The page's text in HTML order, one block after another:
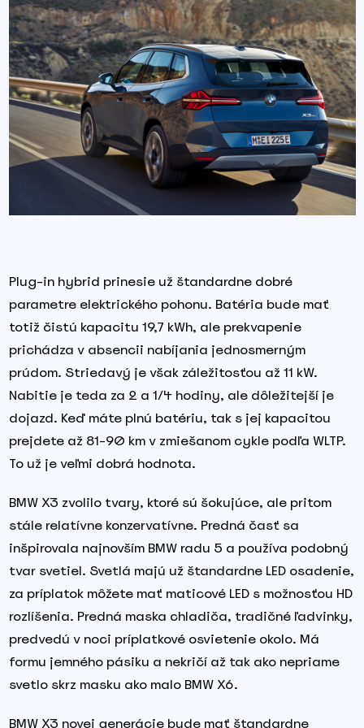
Plug-in hybrid prinesie už štandardne dobré
parametre elektrického pohonu. Batéria bude mať
totiž čistú kapacitu 19,7 kWh, ale prekvapenie
prichádza v absencii nabíjania jednosmerným
prúdom. Striedavý je však záležitosťou až 11 kW.
Nabitie je teda za 2 a 1/4 hodiny, ale dôležitejší je
dojazd. Keď máte plnú batériu, tak s jej kapacitou
prejdete až 81-90 km v zmiešanom cykle podľa WLTP.
To už je veľmi dobrá hodnota.
BMW X3 zvolilo tvary, ktoré sú šokujúce, ale pritom
stále relatívne konzervatívne. Predná časť sa
inšpirovala najnovším BMW radu 5 a používa podobný
tvar svetiel. Svetlá majú už štandardne LED osadenie,
za príplatok môžete mať maticové LED s možnosťou HD
rozlíšenia. Predná maska chladiča, tradičné ľadvinky,
predvedú v noci príplatkové osvietenie okolo. Má
formu jemného pásiku a nekričí až tak ako nepriame
svetlo skrz masku ako malo BMW X6.
BMW X3 novej generácie bude mať štandardne